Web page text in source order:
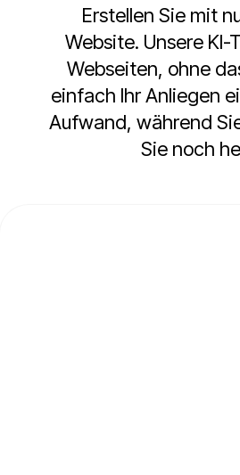
Erstellen Sie mit
Website. Unsere
Webseiten, ohne
einfach Ihr Anliegen
Aufwand, während
Sie noch